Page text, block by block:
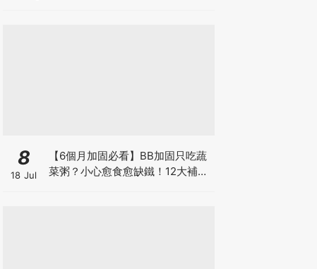
8
18 Jul
【6個月加固必看】BB加固只吃蔬
菜粥？小心愈食愈缺鐵！12大補鐵